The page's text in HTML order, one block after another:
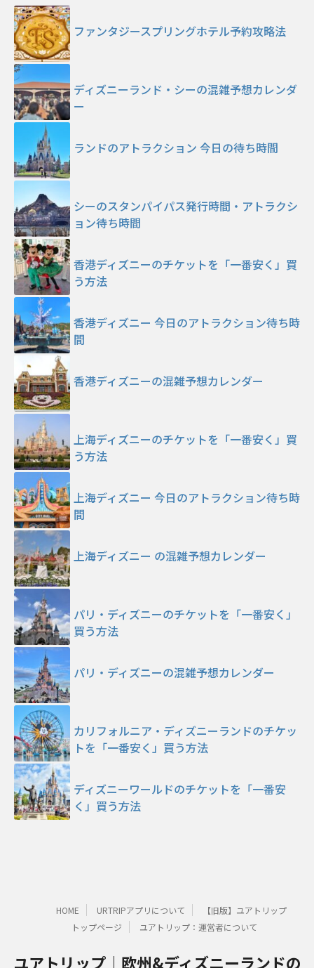
ファンタジースプリングホテル予約攻略法
ディズニーランド・シーの混雑予想カレンダ
ー
ランドのアトラクション 今日の待ち時間
シーのスタンパイパス発行時間・アトラクシ
ョン待ち時間
香港ディズニーのチケットを「一番安く」買
う方法
香港ディズニー 今日のアトラクション待ち時
間
香港ディズニーの混雑予想カレンダー
上海ディズニーのチケットを「一番安く」買
う方法
上海ディズニー 今日のアトラクション待ち時
間
上海ディズニー の混雑予想カレンダー
パリ・ディズニーのチケットを「一番安く」
買う方法
パリ・ディズニーの混雑予想カレンダー
カリフォルニア・ディズニーランドのチケッ
トを「一番安く」買う方法
ディズニーワールドのチケットを「一番安
く」買う方法
HOME URTRIPアプリについて
【旧版】ユアトリップ
トップページ
ユアトリップ：運営者について
ユアトリップ｜欧州&ディズニーランドの